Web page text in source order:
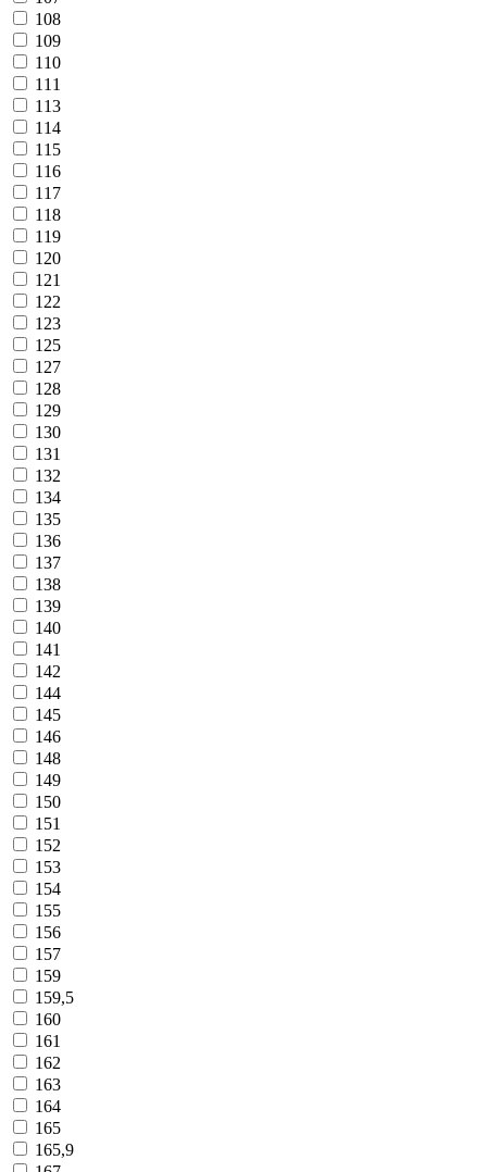
108
109
110
111
113
114
115
116
117
118
119
120
121
122
123
125
127
128
129
130
131
132
134
135
136
137
138
139
140
141
142
144
145
146
148
149
150
151
152
153
154
155
156
157
159
159,5
160
161
162
163
164
165
165,9